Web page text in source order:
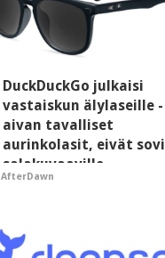
DuckDuckGo julkaisi
vastaiskun älylaseille -
aivan tavalliset
aurinkolasit, eivät sovi
salakuvaaville
hyypiöille
AfterDawn